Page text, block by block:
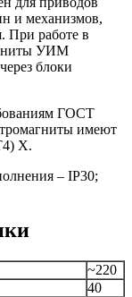
и механизмов,
При работе в
УИМ
блоки
ГОСТ
имеют
X.
– IP30;
~220
40